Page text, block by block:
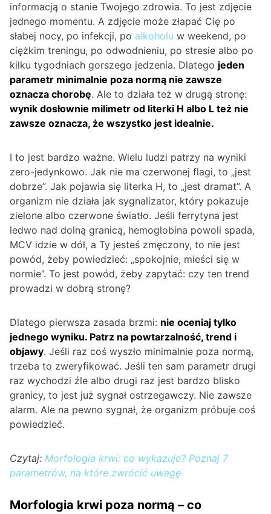
informacją o stanie Twojego zdrowia. To jest zdjęcie
jednego momentu. A zdjęcie może złapać Cię po
słabej nocy, po infekcji, po alkoholu w weekend, po
ciężkim treningu, po odwodnieniu, po stresie albo po
kilku tygodniach gorszego jedzenia. Dlatego jeden
parametr minimalnie poza normą nie zawsze
oznacza chorobę. Ale to działa też w drugą stronę:
wynik dosłownie milimetr od literki H albo L też nie
zawsze oznacza, że wszystko jest idealnie.
I to jest bardzo ważne. Wielu ludzi patrzy na wyniki
zero-jedynkowo. Jak nie ma czerwonej flagi, to „jest
dobrze”. Jak pojawia się literka H, to „jest dramat”. A
organizm nie działa jak sygnalizator, który pokazuje
zielone albo czerwone światło. Jeśli ferrytyna jest
ledwo nad dolną granicą, hemoglobina powoli spada,
MCV idzie w dół, a Ty jesteś zmęczony, to nie jest
powód, żeby powiedzieć: „spokojnie, mieści się w
normie”. To jest powód, żeby zapytać: czy ten trend
prowadzi w dobrą stronę?
Dlatego pierwsza zasada brzmi: nie oceniaj tylko
jednego wyniku. Patrz na powtarzalność, trend i
objawy. Jeśli raz coś wyszło minimalnie poza normą,
trzeba to zweryfikować. Jeśli ten sam parametr drugi
raz wychodzi źle albo drugi raz jest bardzo blisko
granicy, to jest już sygnał ostrzegawczy. Nie zawsze
alarm. Ale na pewno sygnał, że organizm próbuje coś
powiedzieć.
Czytaj: Morfologia krwi: co wykazuje? Poznaj 7
parametrów, na które zwrócić uwagę
Morfologia krwi poza normą – co